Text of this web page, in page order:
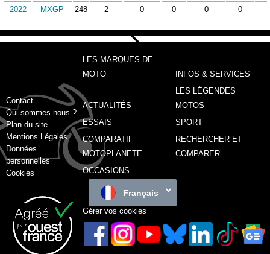
2022
MXGP 248 2 0 0 0 0
Contact
Qui sommes-nous ?
Plan du site
Mentions Légales
Données
personnelles
Cookies
LES MARQUES DE
MOTO
INFOS & SERVICES
ACTUALITÉS
LES LÉGENDES
MOTOS
ESSAIS
SPORT
COMPARATIF
MOTOPLANETE
RECHERCHER ET
COMPARER
OCCASIONS
Français
Gérer vos cookies